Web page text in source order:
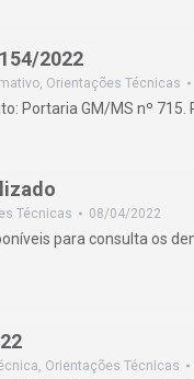
2022
, Orientações Técnicas
Portaria GM/MS nº 715.
Técnicas 08/04/2022
para consulta os
, Orientações Técnicas